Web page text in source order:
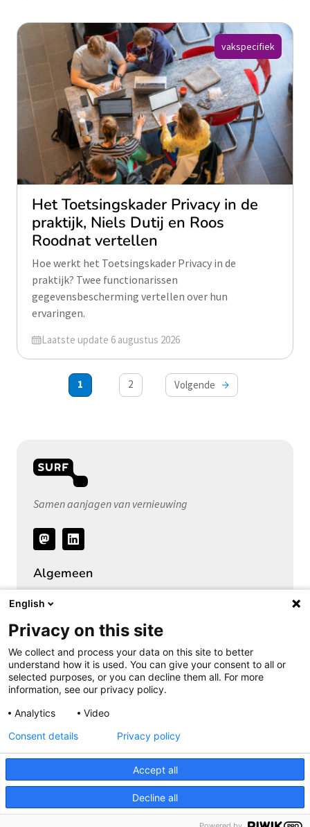
Het Toetsingskader Privacy in de
praktijk, Niels Dutij en Roos
Roodnat vertellen
Hoe werkt het Toetsingskader Privacy in de
praktijk? Twee functionarissen
gegevensbescherming vertellen over hun
ervaringen.
Geüpdatet op
Laatste update 6 augustus 2026
vakspecifiek
Berichten
1 2 Volgende
Samen aanjagen van vernieuwing
Volg
ons
Algemeen
Over het Privacy Expertise Centrum
SURF Privacy Community
SURF Vendor Compliance (DPIA)
Security Expertise Centrum
Vacatures bij SURF
Cookieverklaring
Privacyverklaring
Copyright
Disclaimer
Usually CC BY-SA 4.0
English
Privacy on this site
We collect and process your data on this site to better
understand how it is used. You can give your consent to all or
selected purposes, or you can decline them all. For more
information, see our privacy policy.
Analytics
Video
Accept all
Decline all
Consent details Privacy policy